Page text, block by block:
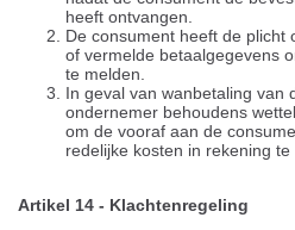
heeft ontvangen.
De consument heeft de plicht
of vermelde betaalgegevens
te melden.
In geval van wanbetaling van
ondernemer behoudens
om de vooraf aan de
redelijke kosten in rekening te
Artikel 14 - Klachtenregeling